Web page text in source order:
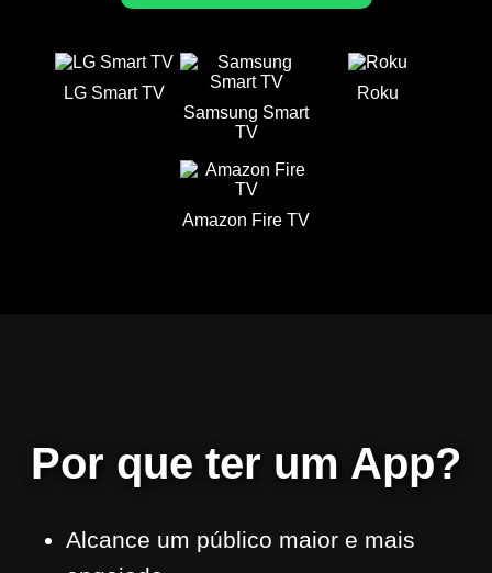
LG Smart TV
Samsung Smart
TV
Roku
Amazon Fire TV
Por que ter um App?
Alcance um público maior e mais